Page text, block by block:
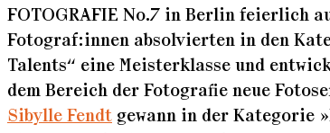
FOTOGRAFIE No.7 in Berlin feierlich
Fotograf:innen absolvierten in den
Talents“ eine Meisterklasse und
dem Bereich der Fotografie neue
Sibylle Fendt gewann in der Kategorie